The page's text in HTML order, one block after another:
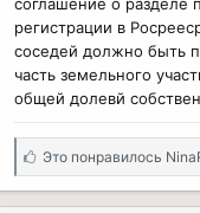
регистрации в
соседей должно быть
часть земельного
общей долевй
С
и
Это понравилось